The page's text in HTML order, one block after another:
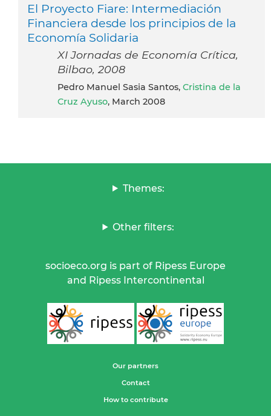
El Proyecto Fiare: Intermediación
Financiera desde los principios de la
Economía Solidaria
XI Jornadas de Economía Crítica,
Bilbao, 2008
Pedro Manuel Sasia Santos, Cristina de la
Cruz Ayuso, March 2008
Themes:
Other filters:
socioeco.org is part of Ripess Europe
and Ripess Intercontinental
Our partners
Contact
How to contribute